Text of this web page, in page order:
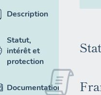
Description
Statut,
intérêt et
protection
Documentation